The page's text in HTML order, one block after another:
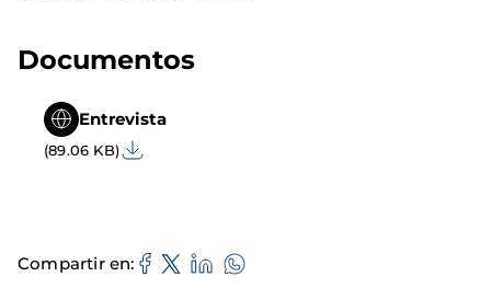
Documentos
Entrevista
(89.06 KB)
Compartir en